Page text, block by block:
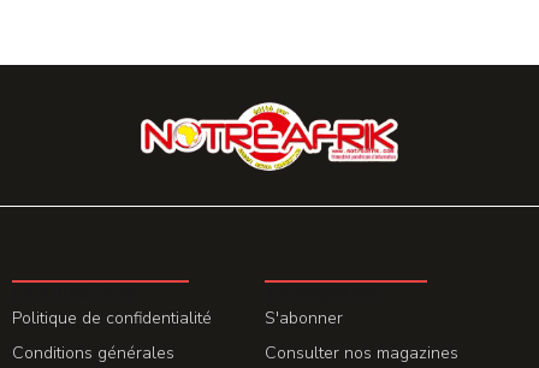
Politique de confidentialité
Conditions générales
S'abonner
Consulter nos magazines